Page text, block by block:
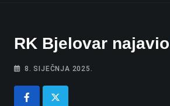
RK Bjelovar
8. SIJEČNJA 2025.